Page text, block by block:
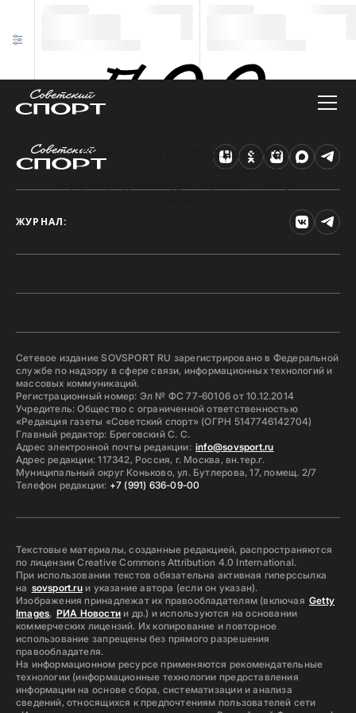
Техническая ошибка на сайте
Произошла ошибка. Чтобы найти нужную
ЖУРНАЛ:
Сетевое издание SOVSPORT RU зарегистрировано в Федеральной
службе по надзору в сфере связи, информационных технологий и
массовых коммуникаций.
Регистрационный номер: Эл № ФС 77-60106 от 10.12.2014
Учредитель: Общество с ограниченной ответственностью
«Редакция газеты «Советский спорт» (ОГРН 5147746142704)
Главный редактор: Бреговский С. С.
Адрес электронной почты редакции: info@sovsport.ru
Адрес редакции: 117342, Россия, г. Москва, вн.тер.г.
Муниципальный округ Коньково, ул. Бутлерова, 17, помещ. 2/7
Телефон редакции: +7 (991) 636-09-00
Текстовые материалы, созданные редакцией, распространяются
по лицензии Creative Commons Attribution 4.0 International.
При использовании текстов обязательна активная гиперссылка
на sovsport.ruи указание автора (если он указан).
Изображения принадлежат их правообладателям (включая Getty
Images, РИА Новостии др.) и используются на основании
коммерческих лицензий. Их копирование и повторное
использование запрещены без прямого разрешения
правообладателя.
На информационном ресурсе применяются рекомендательные
технологии (информационные технологии предоставления
информации на основе сбора, систематизации и анализа
сведений, относящихся к предпочтениям пользователей сети